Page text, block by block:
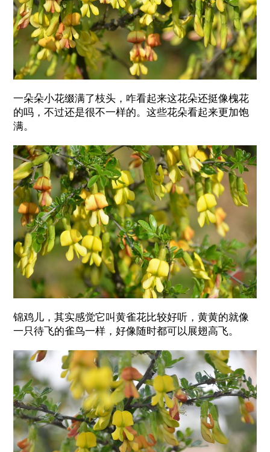
一朵朵小花缀满了枝头，咋看起来这花朵还挺像槐花
的吗，不过还是很不一样的。这些花朵看起来更加饱
满。
锦鸡儿，其实感觉它叫黄雀花比较好听，黄黄的就像
一只待飞的雀鸟一样，好像随时都可以展翅高飞。